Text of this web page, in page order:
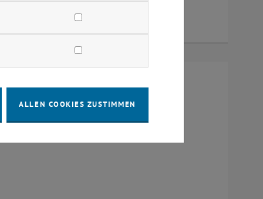
ALLEN COOKIES ZUSTIMMEN